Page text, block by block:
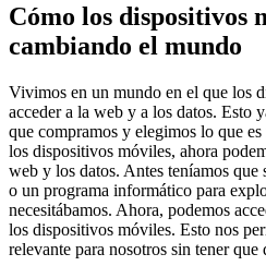
Cómo los dispositivos
cambiando el mundo
Vivimos en un mundo en el que los
acceder a la web y a los datos. Esto
que compramos y elegimos lo que
los dispositivos móviles, ahora
web y los datos. Antes teníamos
o un programa informático para
necesitábamos. Ahora, podemos
los dispositivos móviles. Esto nos
relevante para nosotros sin tener que